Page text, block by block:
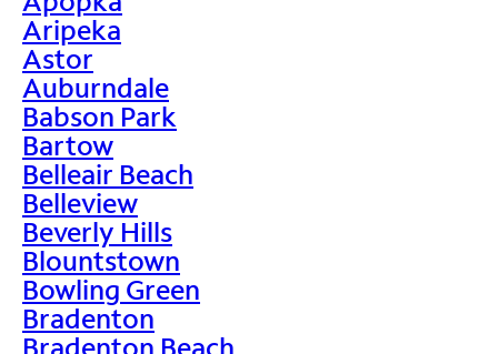
Aripeka
Astor
Auburndale
Babson Park
Bartow
Belleair Beach
Belleview
Beverly Hills
Blountstown
Bowling Green
Bradenton
Bradenton Beach